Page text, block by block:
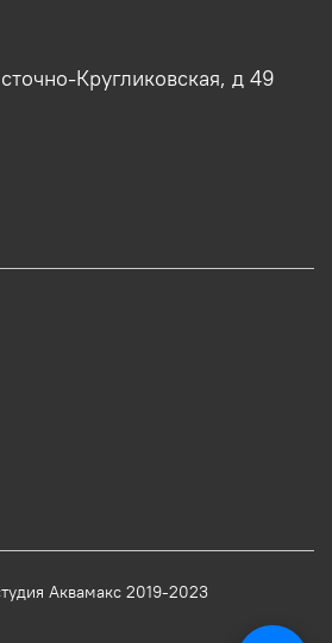
Кругликовская, д 49
Аквамакс 2019-2023